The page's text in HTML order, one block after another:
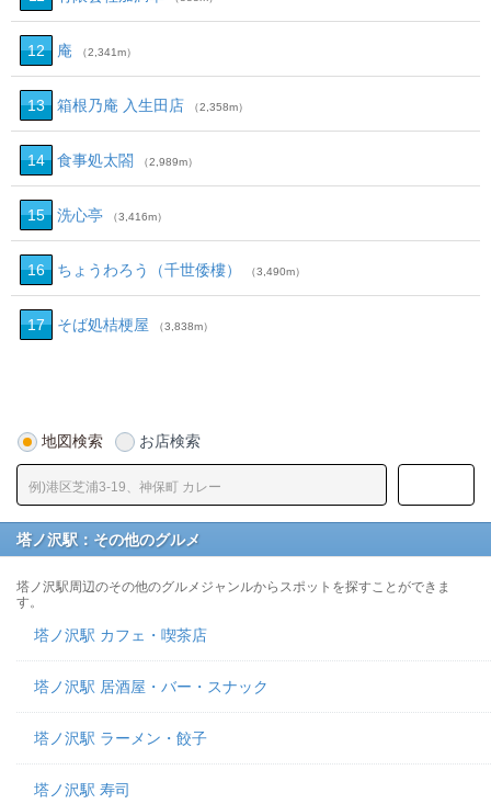
12 庵 （2,341m）
13 箱根乃庵 入生田店 （2,358m）
14 食事処太閤 （2,989m）
15 洗心亭 （3,416m）
16 ちょうわろう（千世倭樓） （3,490m）
17 そば処桔梗屋 （3,838m）
地図検索 お店検索
塔ノ沢駅：その他のグルメ
塔ノ沢駅周辺のその他のグルメジャンルからスポットを探すことができま
す。
塔ノ沢駅 カフェ・喫茶店
塔ノ沢駅 居酒屋・バー・スナック
塔ノ沢駅 ラーメン・餃子
塔ノ沢駅 寿司